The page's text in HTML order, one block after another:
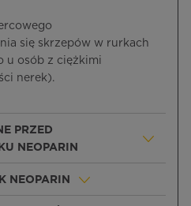
się skrzepów w rurkach
u osób z ciężkimi
nerek).
PRZED
NEOPARIN
NEOPARIN